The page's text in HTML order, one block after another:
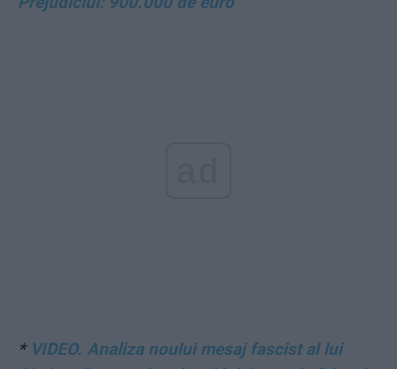
* VIDEO. Analiza noului mesaj fascist al lui